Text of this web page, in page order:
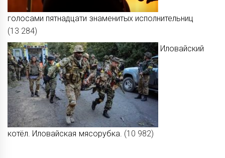
голосами пятнадцати знаменитых исполнительниц
(13 284)
Иловайский
котёл. Иловайская мясорубка. (10 982)